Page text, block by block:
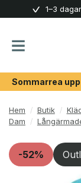
content
1–3
Sommarrea
Hem / Butik /
Dam
/
-52%